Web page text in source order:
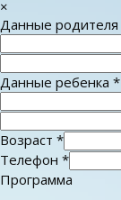
×
Данные родителя
Данные ребенка *
Возраст *
Телефон *
Программа